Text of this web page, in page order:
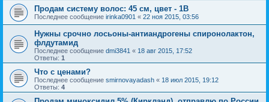
Продам систему волос: 45 см, цвет - 1B
Последнее сообщение irinka0901 « 22 ноя 2015, 03:56
Нужны срочно лосьоны-антиандрогены спиронолактон,
флдутамид
Последнее сообщение dmi3841 « 18 авг 2015, 17:52
Ответы: 1
Что с ценами?
Последнее сообщение smirnovayadash « 18 июл 2015, 19:12
Ответы: 4